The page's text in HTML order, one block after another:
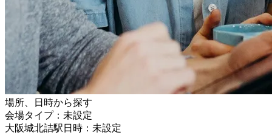
場所、日時から探す
会場タイプ：未設定
大阪城北詰駅日時：未設定